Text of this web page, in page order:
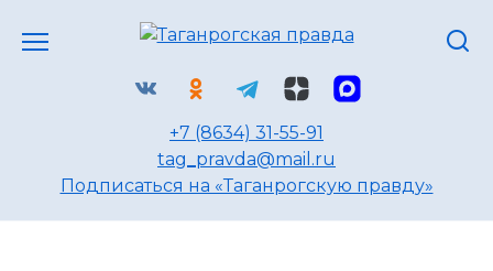
+7 (8634) 31-55-91
tag_pravda@mail.ru
Подписаться на «Таганрогскую правду»